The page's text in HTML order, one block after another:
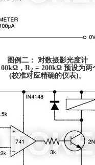
图例二： 对数摄影光度计
，R2 = 200kΩ 预设为两
(校准对应精确的仪表)。